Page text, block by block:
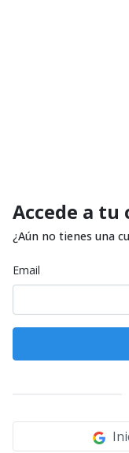
Accede a tu
¿Aún no tienes una
Email